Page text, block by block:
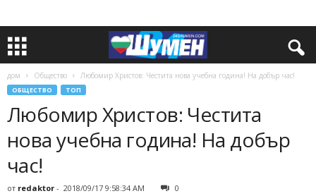
дом Общество Любомир Христов: Честита нова учебна година! На добър час!
ОБЩЕСТВО ТОП
Любомир Христов: Честита
нова учебна година! На добър
час!
от redaktor - 2018/09/17 9:58:34 AM 0